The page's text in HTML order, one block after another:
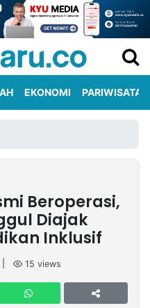
EKONOMI PARIWISATA
Beroperasi,
Diajak
Inklusif
15 views